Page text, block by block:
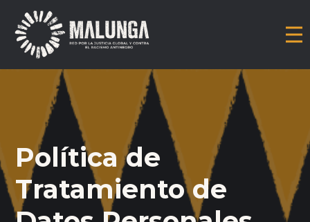
Política de
Tratamiento de